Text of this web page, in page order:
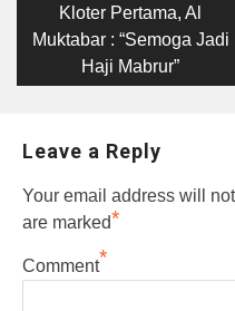
navigation
post:
Kloter Pertama, Al
Muktabar : “Semoga Jadi
Haji Mabrur”
Leave a Reply
Your email address will
are marked*
Comment*